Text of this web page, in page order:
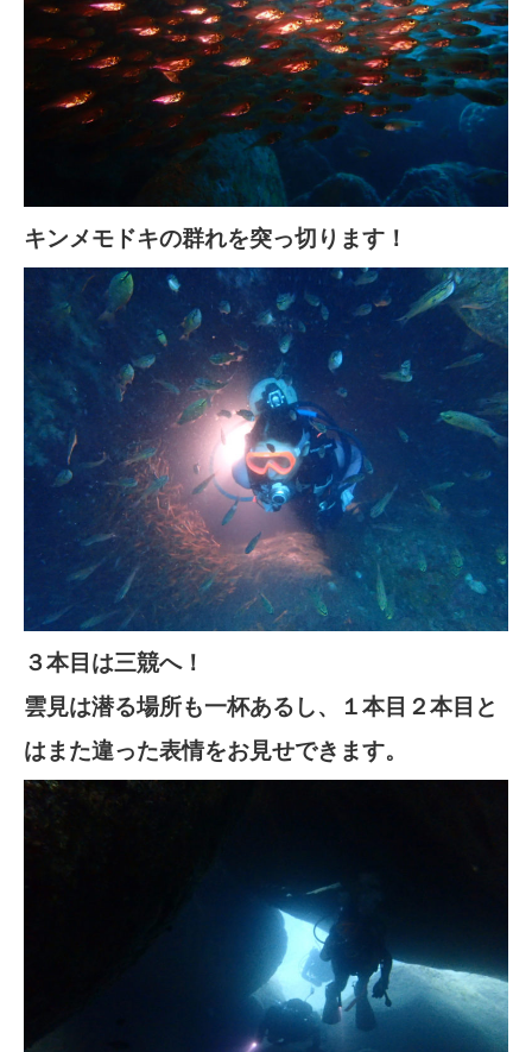
キンメモドキの群れを突っ切ります！
３本目は三競へ！
雲見は潜る場所も一杯あるし、１本目２本目と
はまた違った表情をお見せできます。